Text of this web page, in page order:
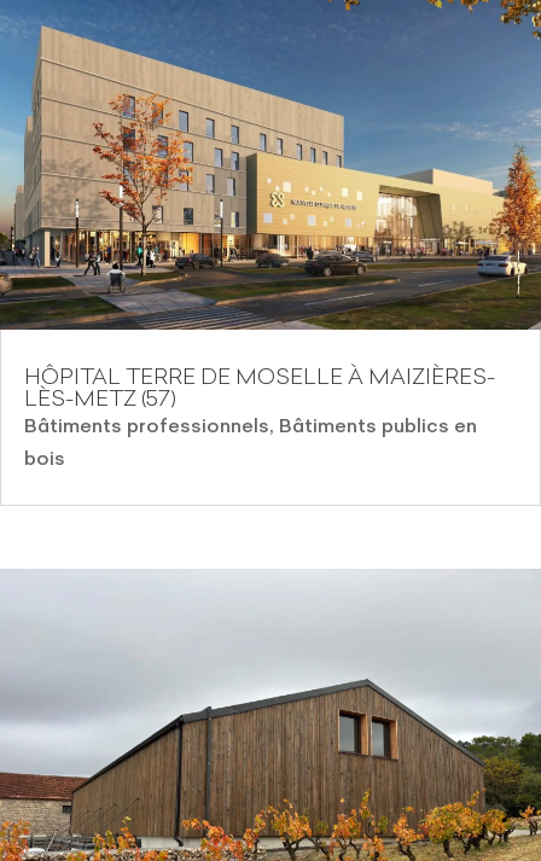
HÔPITAL TERRE DE MOSELLE À MAIZIÈRES-
LÈS-METZ (57)
Bâtiments professionnels, Bâtiments publics en
bois